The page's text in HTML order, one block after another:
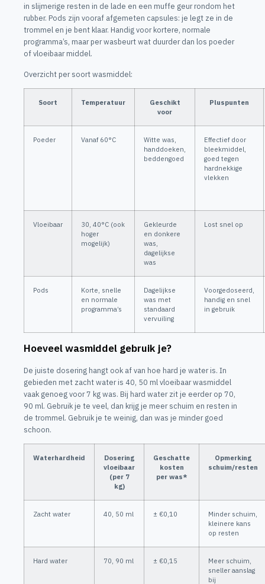
in slijmerige resten in de lade en een muffe geur rondom het
rubber. Pods zijn vooraf afgemeten capsules: je legt ze in de
trommel en je bent klaar. Handig voor kortere, normale
programma’s, maar per wasbeurt wat duurder dan los poeder
of vloeibaar middel.
Overzicht per soort wasmiddel:
Soort Temperatuur
Geschikt
voor
Pluspunten
Poeder Vanaf 60°C
Witte was,
handdoeken,
beddengoed
Effectief door
bleekmiddel,
goed tegen
hardnekkige
vlekken
Vloeibaar
30, 40°C (ook
hoger
mogelijk)
Gekleurde
en donkere
was,
dagelijkse
was
Lost snel op
Pods
Korte, snelle
en normale
programma’s
Dagelijkse
was met
standaard
vervuiling
Voorgedoseerd,
handig en snel
in gebruik
Hoeveel wasmiddel gebruik je?
De juiste dosering hangt ook af van hoe hard je water is. In
gebieden met zacht water is 40, 50 ml vloeibaar wasmiddel
vaak genoeg voor 7 kg was. Bij hard water zit je eerder op 70,
90 ml. Gebruik je te veel, dan krijg je meer schuim en resten in
de trommel. Gebruik je te weinig, dan was je minder goed
schoon.
Waterhardheid
Dosering
vloeibaar
(per 7
kg)
Geschatte
kosten
per was*
Opmerking
schuim/resten
Zacht water 40, 50 ml ± €0,10
Minder schuim,
kleinere kans
op resten
Hard water 70, 90 ml ± €0,15
Meer schuim,
sneller aanslag
bij